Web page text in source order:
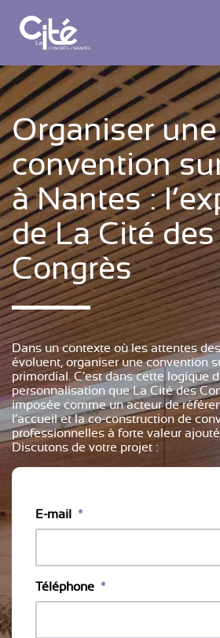
Organiser une
convention
à Nantes :
de La Cité des
Congrès
Dans un contexte où les attentes
évoluent, organiser une convention
primordial. C’est dans cette logique
personnalisation que La Cité des
imposée comme un acteur de
l’accueil et la co-construction de
professionnelles à forte valeur
Discutons de votre projet :
E-mail *
Téléphone *